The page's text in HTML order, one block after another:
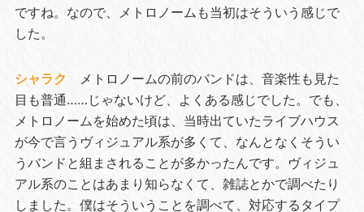
ですね。なので、メトロノームも当初はそういう感じで
した。
シャラク
メトロノームの前のバンドは、音楽性も見た
目も普通……じゃないけど、よくある感じでした。でも、
メトロノームを始めた頃は、当時出ていたライブハウス
が今で言うヴィジュアル系が多くて、なんとなくそうい
うバンドと組まされることが多かったんです。ヴィジュ
アル系のことはあまり知らなくて、雑誌とかで調べたり
しました。僕はそういうことを調べて、対応するタイプ